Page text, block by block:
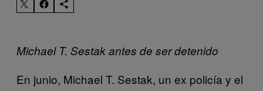
Michael T. Sestak antes de ser detenido
En junio, Michael T. Sestak, un ex policía y el